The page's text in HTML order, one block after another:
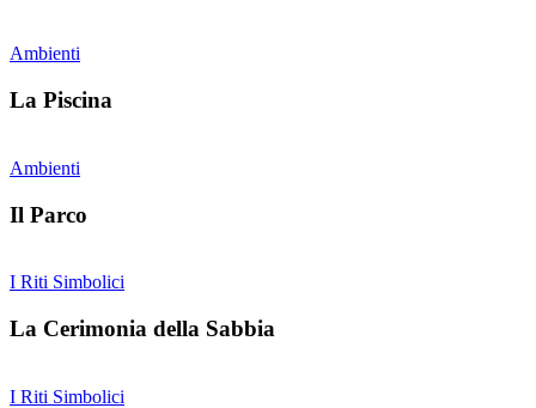
Ambienti
La Piscina
Ambienti
Il Parco
I Riti Simbolici
La Cerimonia della Sabbia
I Riti Simbolici